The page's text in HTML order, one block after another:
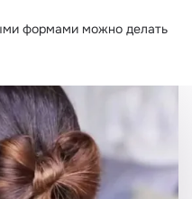
формами можно делать
следуйте